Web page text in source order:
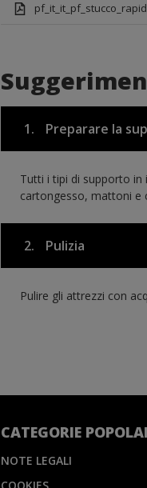
1. Preparare la
Tutti i tipi di supporto
cartongesso, mattoni e
2. Pulizia
Pulire gli attrezzi con
CATEGORIE
NOTE LEGALI